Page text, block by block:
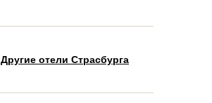
Другие отели Страсбурга